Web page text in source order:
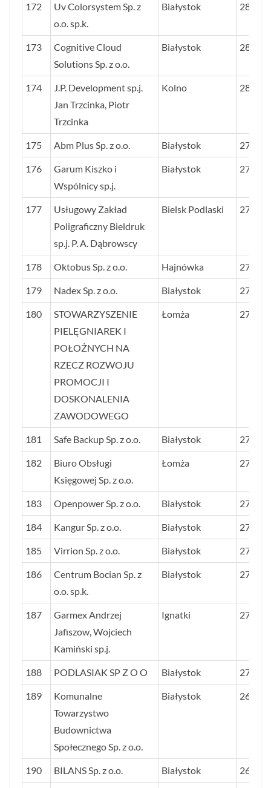
172
Uv Colorsystem Sp. z
o.o. sp.k.
Białystok 28,4
173
Cognitive Cloud
Solutions Sp. z o.o.
Białystok 28,3
174
J.P. Development sp.j.
Jan Trzcinka, Piotr
Trzcinka
Kolno 28,2
175 Abm Plus Sp. z o.o. Białystok 27,8
176
Garum Kiszko i
Wspólnicy sp.j.
Białystok 27,8
177
Usługowy Zakład
Poligraficzny Bieldruk
sp.j. P. A. Dąbrowscy
Bielsk Podlaski 27,7
178 Oktobus Sp. z o.o. Hajnówka 27,7
179 Nadex Sp. z o.o. Białystok 27,7
180
STOWARZYSZENIE
PIELĘGNIAREK I
POŁOŻNYCH NA
RZECZ ROZWOJU
PROMOCJI I
DOSKONALENIA
ZAWODOWEGO
Łomża 27,7
181 Safe Backup Sp. z o.o. Białystok 27,6
182
Biuro Obsługi
Księgowej Sp. z o.o.
Łomża 27,5
183 Openpower Sp. z o.o. Białystok 27,5
184 Kangur Sp. z o.o. Białystok 27,4
185 Virrion Sp. z o.o. Białystok 27,3
186
Centrum Bocian Sp. z
o.o. sp.k.
Białystok 27,3
187
Garmex Andrzej
Jafiszow, Wojciech
Kamiński sp.j.
Ignatki 27,2
188 PODLASIAK SP Z O O Białystok 27,0
189
Komunalne
Towarzystwo
Budownictwa
Społecznego Sp. z o.o.
Białystok 26,9
190 BILANS Sp. z o.o. Białystok 26,8